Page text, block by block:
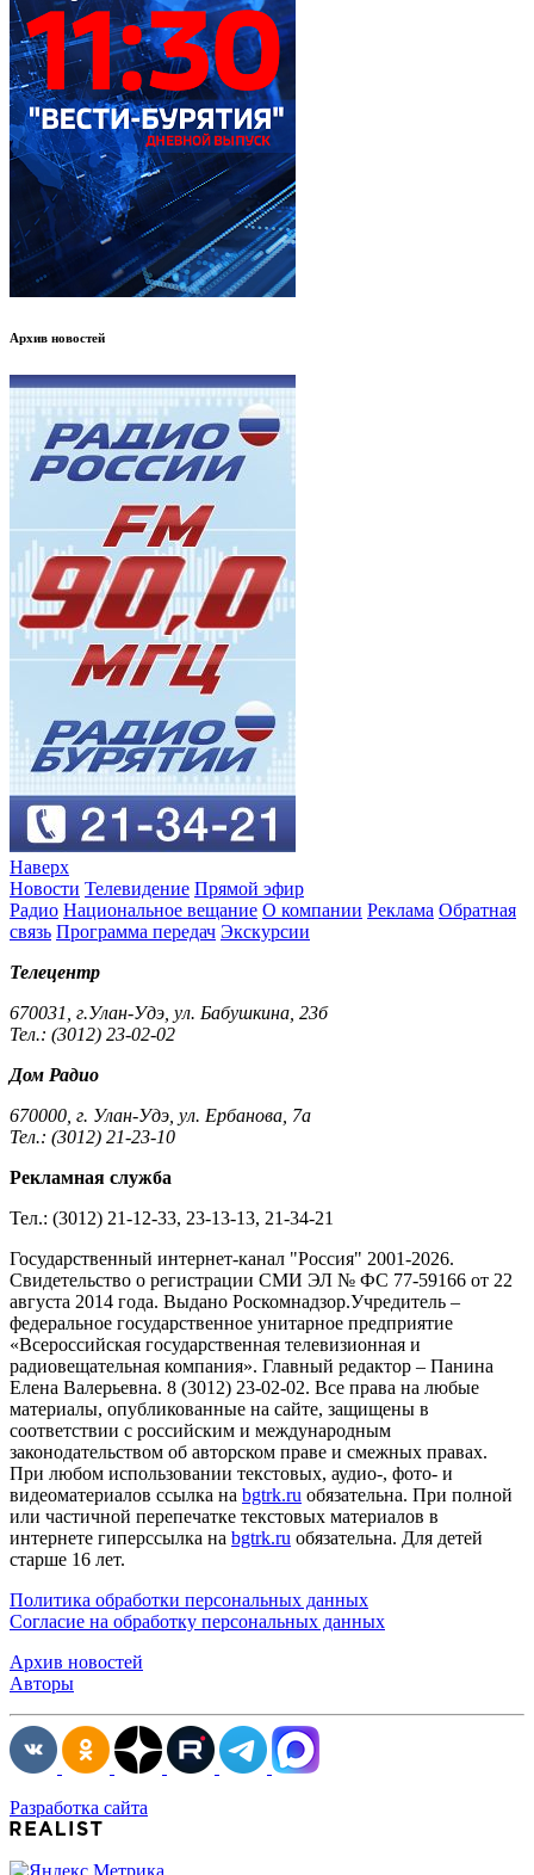
Архив новостей
Наверх
Новости Телевидение Прямой эфир
Радио Национальное вещание О компании Реклама Обратная
связь Программа передач Экскурсии
Телецентр
670031, г.Улан-Удэ, ул. Бабушкина, 23б
Тел.: (3012) 23-02-02
Дом Радио
670000, г. Улан-Удэ, ул. Ербанова, 7а
Тел.: (3012) 21-23-10
Рекламная служба
Тел.: (3012) 21-12-33, 23-13-13, 21-34-21
Государственный интернет-канал "Россия" 2001-2026.
Cвидетельство о регистрации СМИ ЭЛ № ФС 77-59166 от 22
августа 2014 года. Выдано Роскомнадзор.Учредитель –
федеральное государственное унитарное предприятие
«Всероссийская государственная телевизионная и
радиовещательная компания». Главный редактор – Панина
Елена Валерьевна. 8 (3012) 23-02-02. Все права на любые
материалы, опубликованные на сайте, защищены в
соответствии с российским и международным
законодательством об авторском праве и смежных правах.
При любом использовании текстовых, аудио-, фото- и
видеоматериалов ссылка на bgtrk.ru обязательна. При полной
или частичной перепечатке текстовых материалов в
интернете гиперссылка на bgtrk.ru обязательна. Для детей
старше 16 лет.
Политика обработки персональных данных
Согласие на обработку персональных данных
Архив новостей
Авторы
Разработка сайта